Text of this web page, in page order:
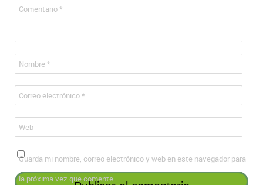
Comentario*
Nombre *
Correo electrónico*
Web
Guarda mi nombre, correo electrónico y web en este navegador para
la próxima vez que comente.